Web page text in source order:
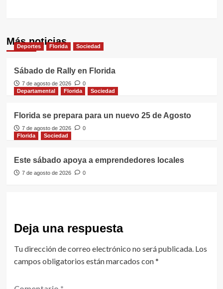
Más noticias
Deportes Florida Sociedad
Sábado de Rally en Florida
7 de agosto de 2026
0
Departamental
Florida Sociedad
Florida se prepara para un nuevo 25 de Agosto
7 de agosto de 2026
0
Florida
Sociedad
Este sábado apoya a emprendedores locales
7 de agosto de 2026 0
Deja una respuesta
Tu dirección de correo electrónico no será publicada. Los
campos obligatorios están marcados con*